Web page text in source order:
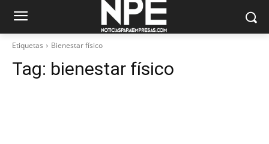
Etiquetas Bienestar físico
Tag: bienestar físico